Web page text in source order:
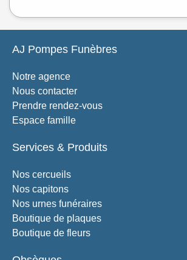
AJ Pompes Funèbres
Notre agence
Nous contacter
Prendre rendez-vous
Espace famille
Services & Produits
Nos cercueils
Nos capitons
Nos urnes funéraires
Boutique de plaques
Boutique de fleurs